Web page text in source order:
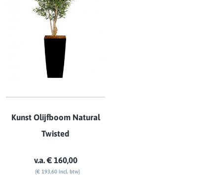
Kunst Olijfboom Natural
Twisted
v.a. € 160,00
(€ 193,60 incl. btw)